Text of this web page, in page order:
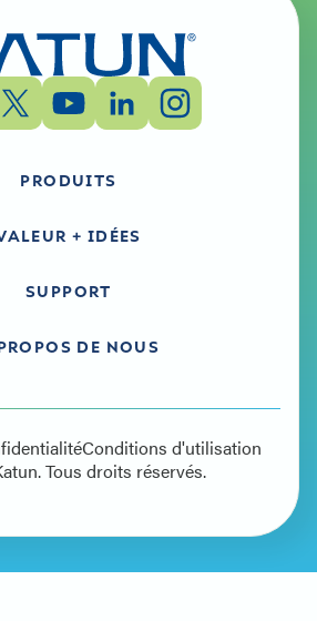
PRODUITS
+ IDÉES
SUPPORT
DE NOUS
Tous droits réservés.
Conditions d'utilisation